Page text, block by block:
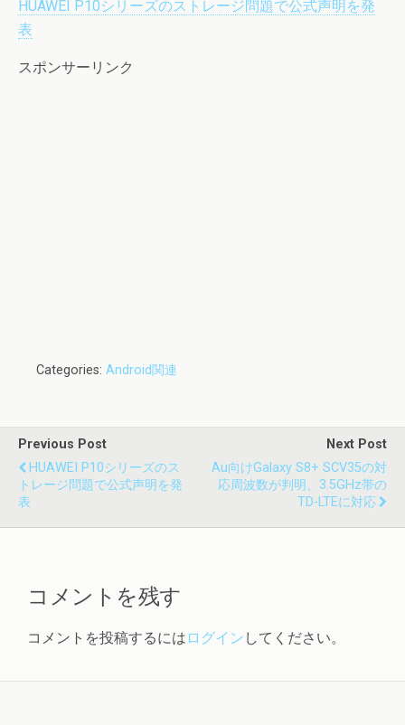
HUAWEI P10シリーズのストレージ問題で公式声明を発
表
スポンサーリンク
Categories: Android関連
Previous Post
HUAWEI P10シリーズのス
トレージ問題で公式声明を発
表
Next Post
Au向けGalaxy S8+ SCV35の対
応周波数が判明、3.5GHz帯の
TD-LTEに対応
コメントを残す
コメントを投稿するには ログイン してください。